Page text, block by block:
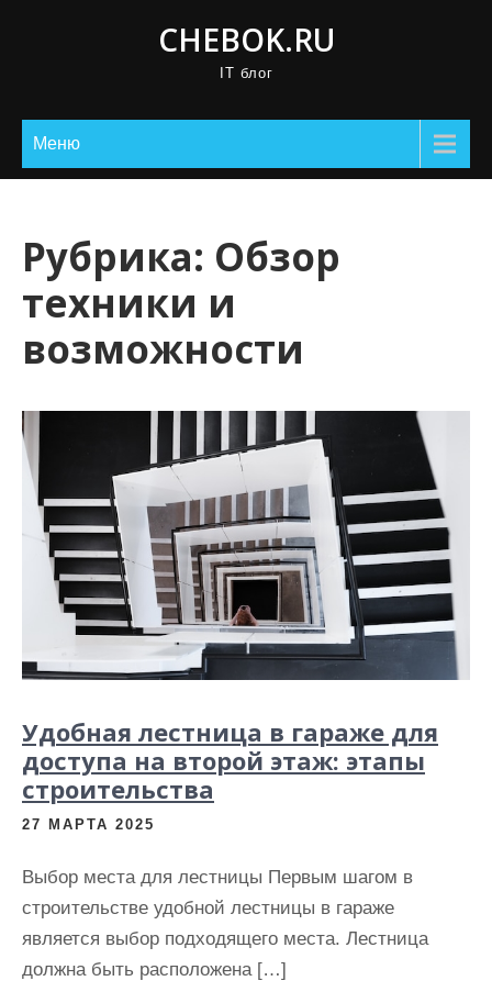
CHEBOK.RU
IT блог
Меню
Рубрика: Обзор
техники и
возможности
Удобная лестница в гараже для
доступа на второй этаж: этапы
строительства
27 МАРТА 2025
Выбор места для лестницы Первым шагом в
строительстве удобной лестницы в гараже
является выбор подходящего места. Лестница
должна быть расположена […]